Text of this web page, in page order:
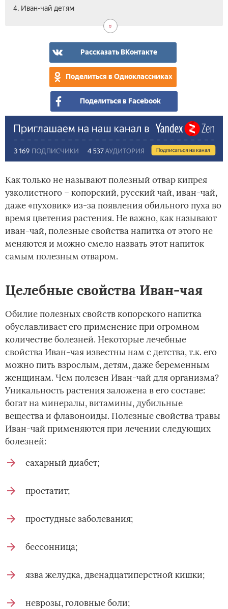
4. Иван-чай детям
Рассказать ВКонтакте
Поделиться в Одноклассниках
Поделиться в Facebook
Как только не называют полезный отвар кипрея
узколистного – копорский, русский чай, иван-чай,
даже «пуховик» из-за появления обильного пуха во
время цветения растения. Не важно, как называют
иван-чай, полезные свойства напитка от этого не
меняются и можно смело назвать этот напиток
самым полезным отваром.
Целебные свойства Иван-чая
Обилие полезных свойств копорского напитка
обуславливает его применение при огромном
количестве болезней. Некоторые лечебные
свойства Иван-чая известны нам с детства, т.к. его
можно пить взрослым, детям, даже беременным
женщинам. Чем полезен Иван-чай для организма?
Уникальность растения заложена в его составе:
богат на минералы, витамины, дубильные
вещества и флавоноиды. Полезные свойства травы
Иван-чай применяются при лечении следующих
болезней:
сахарный диабет;
простатит;
простудные заболевания;
бессонница;
язва желудка, двенадцатиперстной кишки;
неврозы, головные боли;